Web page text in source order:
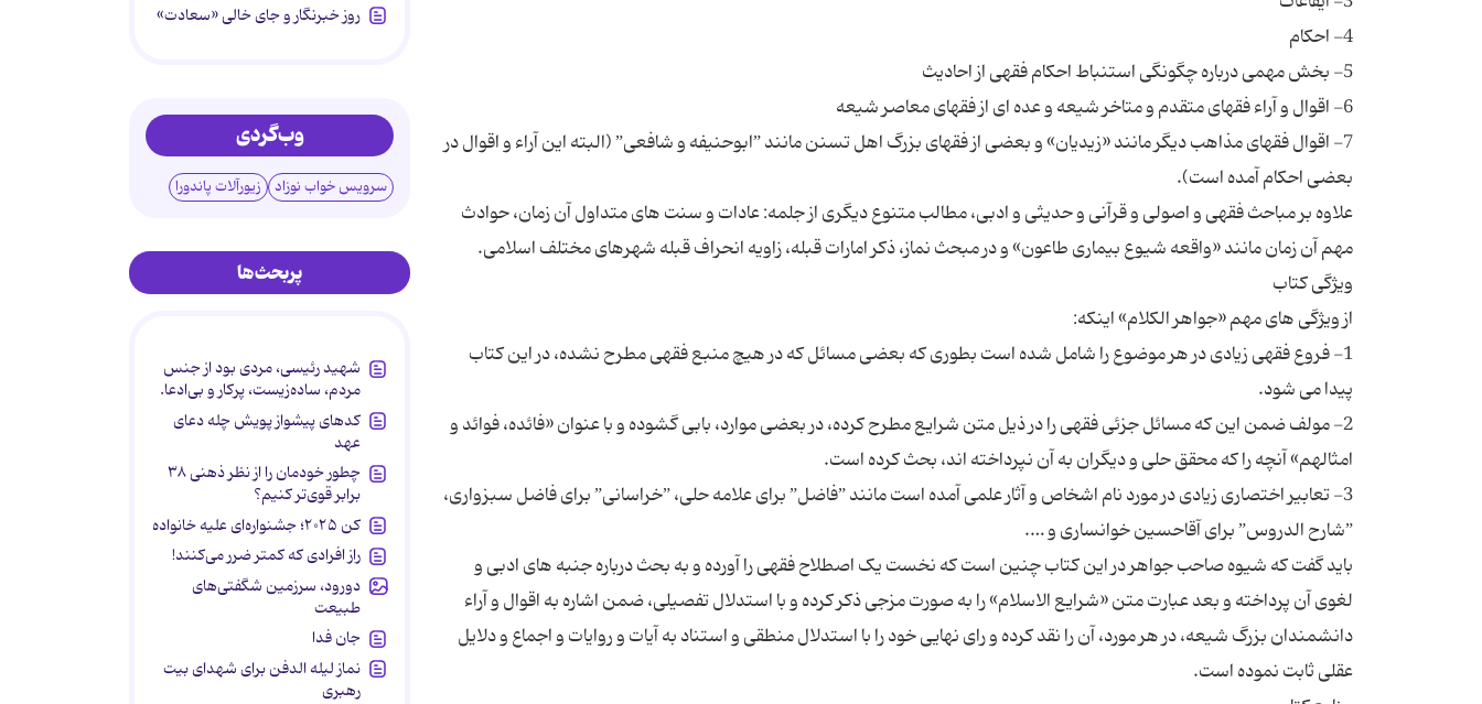
7- اقوال فقهای مذاهب دیگر مانند «زیدیان» و بعضی از فقهای بزرگ اهل تسنن مانند ”ابوحنیفه و شافعی”‌ (البته این آراء و اقوال در
علاوه بر مباحث فقهی و اصولی و قرآنی و حدیثی و ادبی، مطالب متنوع دیگری از جلمه: عادات و سنت های متداول آن زمان، حوادث
1- فروع فقهی زیادی در هر موضوع را شامل شده است بطوری که بعضی مسائل که در هیچ منبع فقهی مطرح نشده، در این کتاب
2- مولف ضمن این که مسائل جزئی فقهی را در ذیل متن شرایع مطرح کرده، در بعضی موارد، بابی گشوده و با عنوان «فائده، فوائد و
3- تعابیر اختصاری زیادی در مورد نام اشخاص و آثار علمی آمده است مانند ”فاضل”‌ برای علامه حلی، ”خراسانی”‌ برای فاضل سبزواری،
باید گفت که شیوه صاحب جواهر در این کتاب چنین است که نخست یک اصطلاح فقهی را آورده و به بحث درباره جنبه های ادبی و
لغوی آن پرداخته و بعد عبارت متن «شرایع الاسلام» را به صورت مزجی ذکر کرده و با استدلال تفصیلی، ضمن اشاره به اقوال و آراء
دانشمندان بزرگ شیعه، در هر مورد، آن را نقد کرده و رای نهایی خود را با استدلال منطقی و استناد به آیات و روایات و اجماع و دلایل
روز خبرنگار و جای خالی «سعادت»
وب‌گردی
سرویس خواب نوزاد زیورآلات پاندورا
پربحث‌ها
شهید رئیسی، مردی بود از جنس
مردم، ساده‌زیست، پرکار و بی‌ادعا.
کدهای پیشواز پویش چله دعای
عهد
چطور خودمان را از نظر ذهنی ۳۸
برابر قوی‌تر کنیم؟
کن ۲۰۲۵؛ جشنواره‌ای علیه خانواده
راز افرادی که کمتر ضرر می‌کنند!
دورود، سرزمین شگفتی‌های
طبیعت
جان فدا
نماز لیله الدفن برای شهدای بیت
رهبری